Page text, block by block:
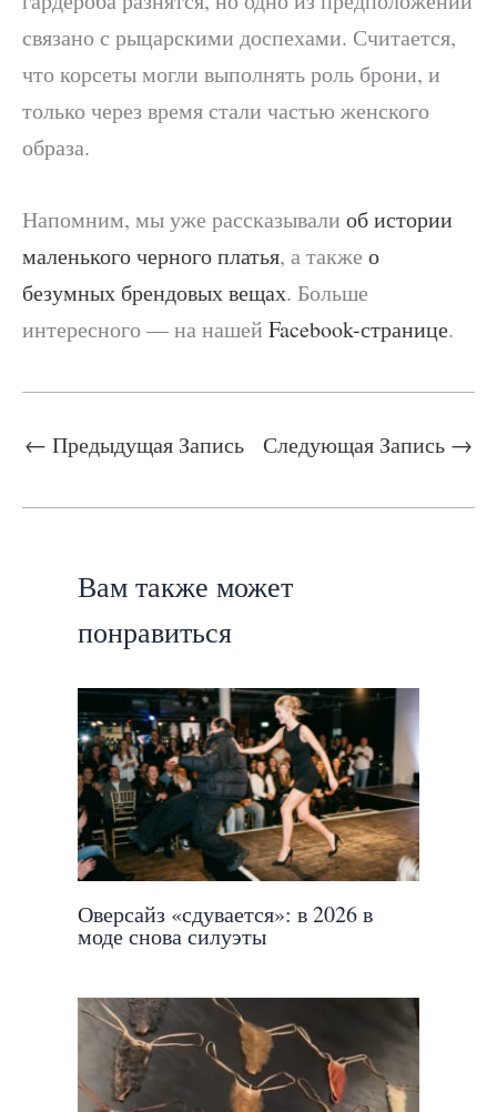
связано с рыцарскими доспехами. Считается,
что корсеты могли выполнять роль брони, и
только через время стали частью женского
образа.
Напомним, мы уже рассказывали об истории
маленького черного платья, а также о
безумных брендовых вещах. Больше
интересного — на нашей Facebook-странице.
← Предыдущая Запись Следующая Запись →
Вам также может
понравиться
Оверсайз «сдувается»: в 2026 в
моде снова силуэты